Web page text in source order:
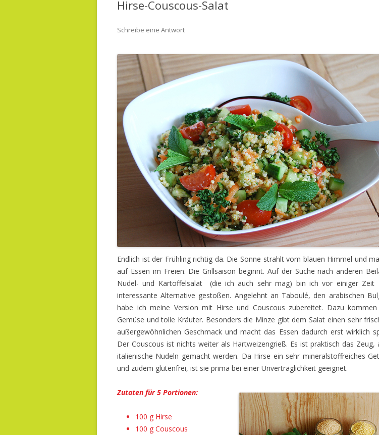
Hirse-Couscous-Salat
Schreibe eine Antwort
Endlich ist der Frühling richtig da. Die Sonne strahlt vom blauen Himmel und
auf Essen im Freien. Die Grillsaison beginnt. Auf der Suche nach anderen
Nudel- und Kartoffelsalat (die ich auch sehr mag) bin ich vor einiger Zeit
interessante Alternative gestoßen. Angelehnt an Taboulé, den arabischen
habe ich meine Version mit Hirse und Couscous zubereitet. Dazu kommen
Gemüse und tolle Kräuter. Besonders die Minze gibt dem Salat einen sehr
außergewöhnlichen Geschmack und macht das Essen dadurch erst wirklich
Der Couscous ist nichts weiter als Hartweizengrieß. Es ist praktisch das Zeug,
italienische Nudeln gemacht werden. Da Hirse ein sehr mineralstoffreiches
und zudem glutenfrei, ist sie prima bei einer Unverträglichkeit geeignet.
Zutaten für 5 Portionen:
100 g Hirse
100 g Couscous